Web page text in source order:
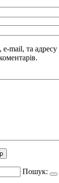
mail, та
Пошук: